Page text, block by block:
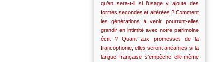
qu’en sera-t-il si l’usage y ajoute des
formes secondes et altérées ? Comment
les générations à venir pourront-elles
grandir en intimité avec notre patrimoine
écrit ? Quant aux promesses de la
francophonie, elles seront anéanties si la
langue française s’empêche elle-même